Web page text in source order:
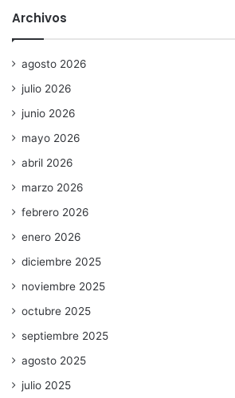
Archivos
agosto 2026
julio 2026
junio 2026
mayo 2026
abril 2026
marzo 2026
febrero 2026
enero 2026
diciembre 2025
noviembre 2025
octubre 2025
septiembre 2025
agosto 2025
julio 2025